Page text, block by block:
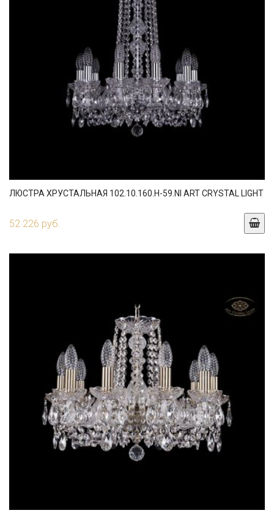
ЛЮСТРА ХРУСТАЛЬНАЯ 102.10.160.H-59.NI ART CRYSTAL LIGHT
52 226 руб.